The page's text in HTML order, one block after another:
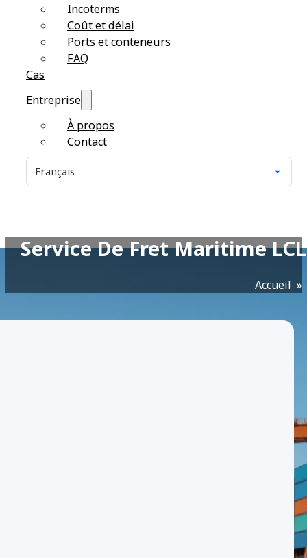
Incoterms
Coût et délai
Ports et conteneurs
FAQ
Cas
Entreprise
À propos
Contact
Service De Fret Maritime
Accueil »